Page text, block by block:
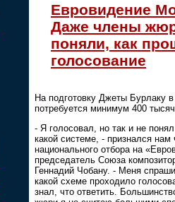
Евровидение
Даже члены
поняли, как
голосование
На подготовку Джеты Бурлаку
потребуется минимум 400
- Я голосовал, но так и не
какой системе, - признался
национального отбора на
председатель Союза
Геннадий Чобану. - Меня
какой схеме проходило
знал, что ответить.